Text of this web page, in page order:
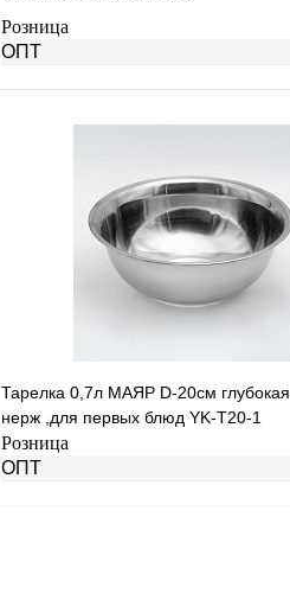
Розница
ОПТ
Купить в 1 клик К
В избранное
наличии
Тарелка 0,7л МАЯР D-20см
нерж ,для первых блюд YK-T20-1
Розница
ОПТ